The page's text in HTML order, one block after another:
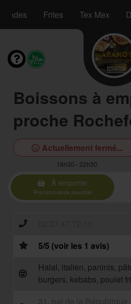
Frites Tex Mex
Boissons à
proche
Actuellement fermé...
18h30 - 22h30
À emporter
Précommande possible
5/5 (voir les 1 avis)
Halal, italien, paninis,
burgers, kebabs, poulet